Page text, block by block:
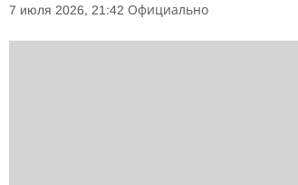
7 июля 2026, 21:42 Официально